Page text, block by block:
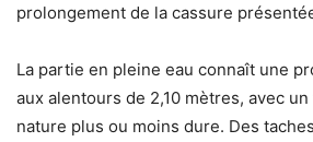
prolongement de la cassure
La partie en pleine eau connaît une
aux alentours de 2,10 mètres, avec
nature plus ou moins dure. Des